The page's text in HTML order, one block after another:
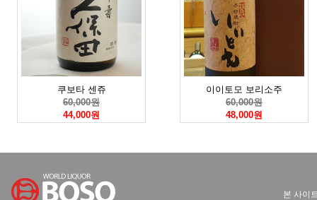
쿠보타 센쥬
60,000원
44,000원
이이토모 보리소주
60,000원
48,000원
본 사이